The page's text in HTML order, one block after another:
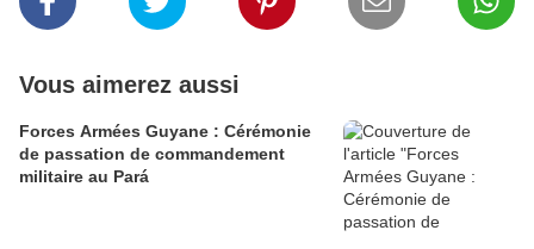
Vous aimerez aussi
Forces Armées Guyane : Cérémonie
de passation de commandement
militaire au Pará